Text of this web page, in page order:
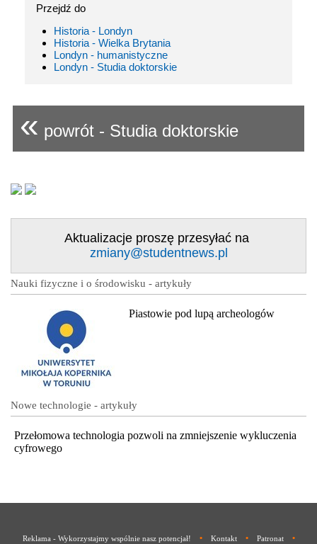
Przejdź do
Historia - Londyn
Historia - Wielka Brytania
Londyn - humanistyczne
Londyn - Studia doktorskie
« powrót - Studia doktorskie
Aktualizacje proszę przesyłać na
zmiany@studentnews.pl
Nauki fizyczne i o środowisku - artykuły
Piastowie pod lupą archeologów
Nowe technologie - artykuły
Przełomowa technologia pozwoli na zmniejszenie wykluczenia
cyfrowego
Reklama - Wykorzystajmy wspólnie nasz potencjał! • Kontakt • Patronat •